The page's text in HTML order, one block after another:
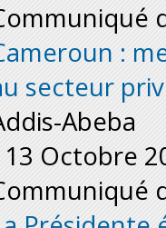
:
secteur
Abeba
13 Octobre